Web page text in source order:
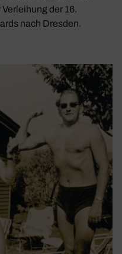
der 16.
nach Dresden.